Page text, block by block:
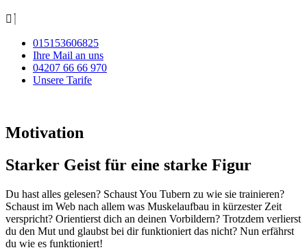
015153606825
Ihre Mail an uns
04207 66 66 970
Unsere Tarife
Motivation
Starker Geist für eine starke Figur
Du hast alles gelesen? Schaust You Tubern zu wie sie trainieren?
Schaust im Web nach allem was Muskelaufbau in kürzester Zeit
verspricht? Orientierst dich an deinen Vorbildern? Trotzdem verlierst
du den Mut und glaubst bei dir funktioniert das nicht? Nun erfährst
du wie es funktioniert!